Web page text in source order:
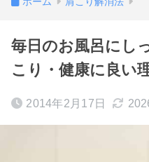
毎日のお風呂にし
こり・健康に良い
2014年2月17日